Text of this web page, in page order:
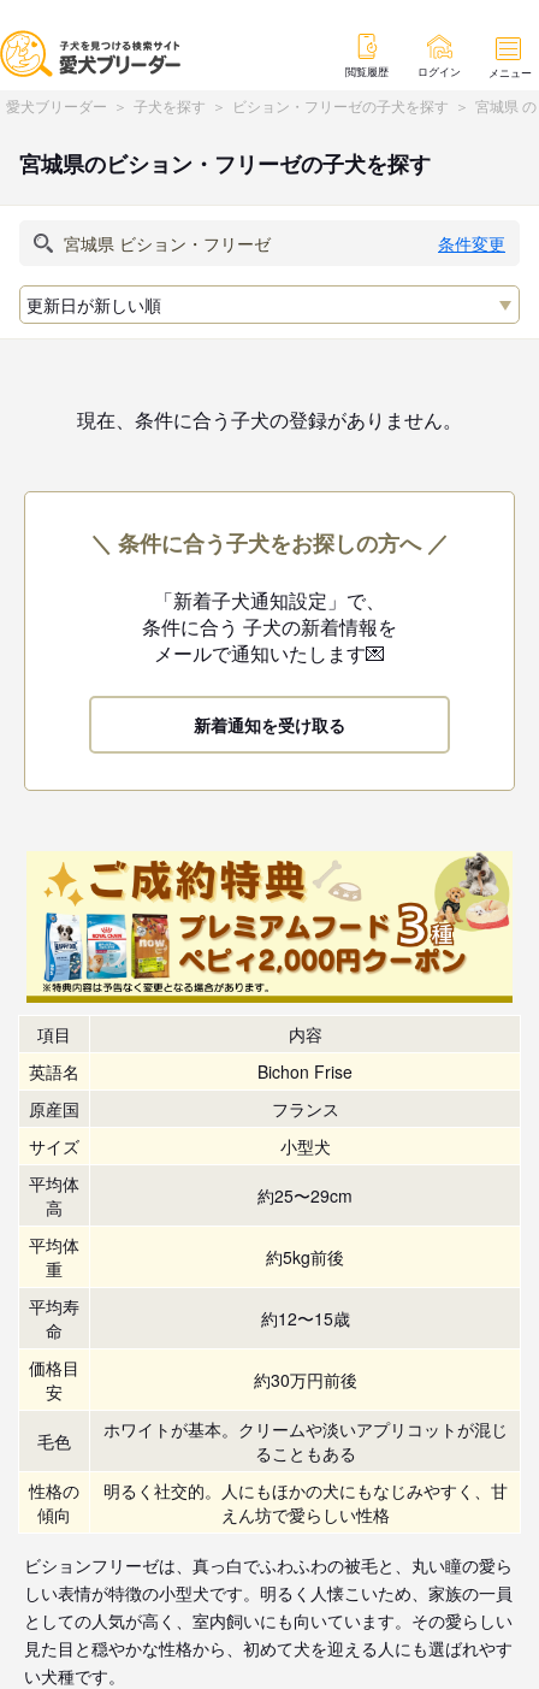
閲覧履歴 ログイン メニュー
愛犬ブリーダー 子犬を探す ビション・フリーゼの子犬を探す 宮城県
宮城県のビション・フリーゼの子犬を探す
条件変更
現在、条件に合う子犬の登録がありません。
＼ 条件に合う子犬をお探しの方へ ／
「新着子犬通知設定」で、
条件に合う 子犬の新着情報を
メールで通知いたします💌
新着通知を受け取る
項目
内容
英語名
Bichon Frise
原産国
フランス
サイズ
小型犬
平均体
高
約25〜29cm
平均体
重
約5kg前後
平均寿
命
約12〜15歳
価格目
安
約30万円前後
毛色
ホワイトが基本。クリームや淡いアプリコットが混じ
ることもある
性格の
傾向
明るく社交的。人にもほかの犬にもなじみやすく、甘
えん坊で愛らしい性格
ビションフリーゼは、真っ白でふわふわの被毛と、丸い瞳の愛ら
しい表情が特徴の小型犬です。明るく人懐こいため、家族の一員
としての人気が高く、室内飼いにも向いています。その愛らしい
見た目と穏やかな性格から、初めて犬を迎える人にも選ばれやす
い犬種です。